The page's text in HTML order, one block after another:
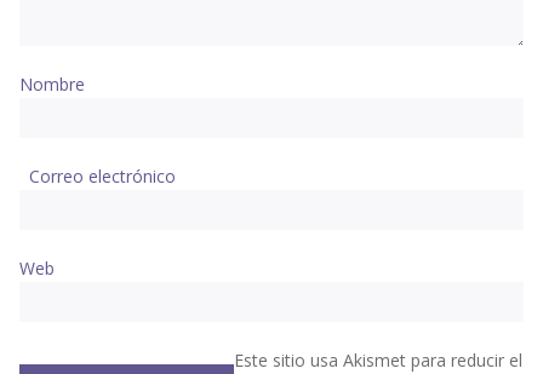
Nombre
Correo electrónico
Web
Este sitio usa Akismet para reducir el